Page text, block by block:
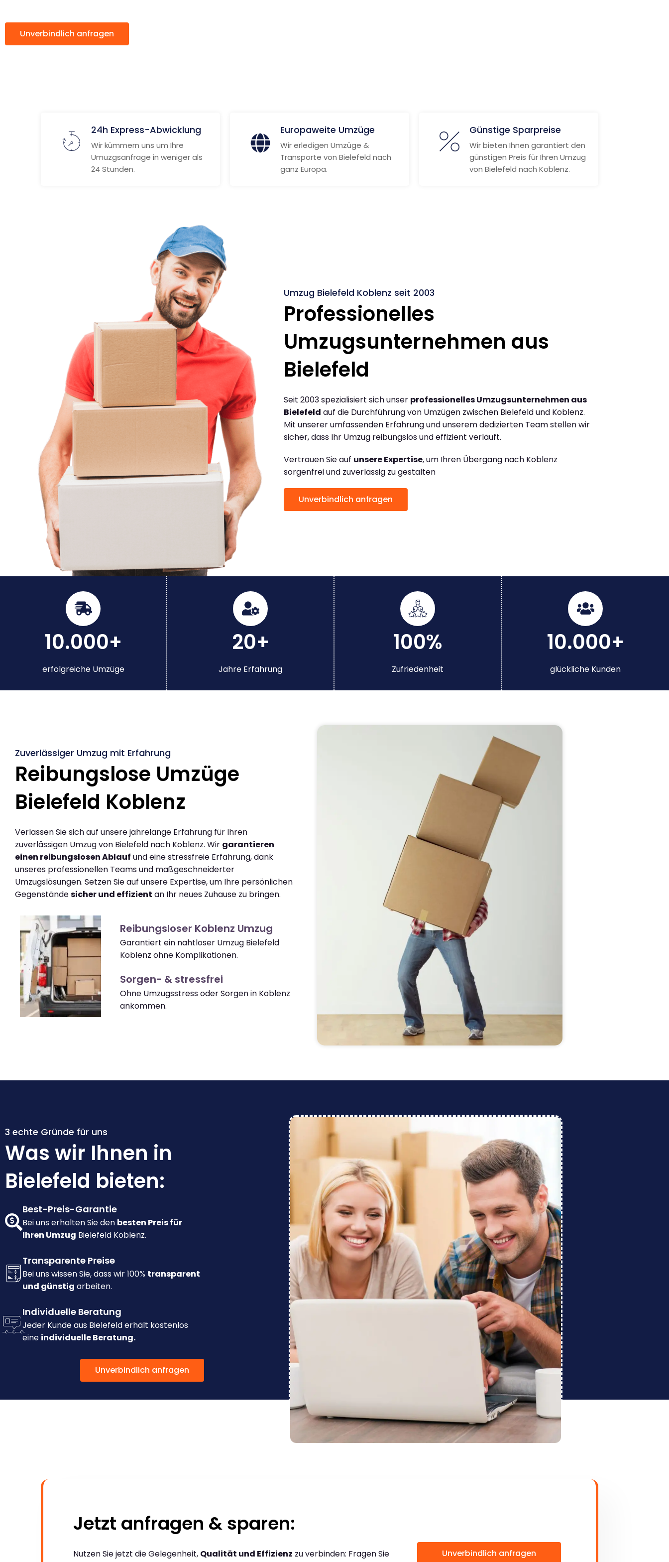
Unverbindlich anfragen
24h Express-Abwicklung
Wir kümmern uns um Ihre
Umuzgsanfrage in weniger als
24 Stunden.
Europaweite Umzüge
Wir erledigen Umzüge &
Transporte von Bielefeld nach
ganz Europa.
Günstige Sparpreise
Wir bieten Ihnen garantiert den
günstigen Preis für Ihren Umzug
von Bielefeld nach Koblenz.
Umzug Bielefeld Koblenz seit 2003
Professionelles
Umzugsunternehmen aus
Bielefeld
Seit 2003 spezialisiert sich unser professionelles Umzugsunternehmen aus
Bielefeld auf die Durchführung von Umzügen zwischen Bielefeld und Koblenz.
Mit unserer umfassenden Erfahrung und unserem dedizierten Team stellen wir
sicher, dass Ihr Umzug reibungslos und effizient verläuft.
Vertrauen Sie auf unsere Expertise, um Ihren Übergang nach Koblenz
sorgenfrei und zuverlässig zu gestalten
Unverbindlich anfragen
10.000+
erfolgreiche Umzüge
20+
Jahre Erfahrung
100%
Zufriedenheit
10.000+
glückliche Kunden
Zuverlässiger Umzug mit Erfahrung
Reibungslose Umzüge
Bielefeld Koblenz
Verlassen Sie sich auf unsere jahrelange Erfahrung für Ihren
zuverlässigen Umzug von Bielefeld nach Koblenz. Wir garantieren
einen reibungslosen Ablauf und eine stressfreie Erfahrung, dank
unseres professionellen Teams und maßgeschneiderter
Umzugslösungen. Setzen Sie auf unsere Expertise, um Ihre persönlichen
Gegenständesicher und effizient an Ihr neues Zuhause zu bringen.
Reibungsloser Koblenz Umzug
Garantiert ein nahtloser Umzug Bielefeld
Koblenz ohne Komplikationen.
Sorgen- & stressfrei
Ohne Umzugsstress oder Sorgen in Koblenz
ankommen.
3 echte Gründe für uns
Was wir Ihnen in
Bielefeld bieten:
Best-Preis-Garantie
Bei uns erhalten Sie den besten Preis für
Ihren Umzug Bielefeld Koblenz.
Transparente Preise
Bei uns wissen Sie, dass wir 100% transparent
und günstig arbeiten.
Individuelle Beratung
Jeder Kunde aus Bielefeld erhält kostenlos
eine individuelle Beratung.
Unverbindlich anfragen
Jetzt anfragen & sparen:
Nutzen Sie jetzt die Gelegenheit, Qualität und Effizienz zu verbinden: Fragen Sie
Unverbindlich anfragen